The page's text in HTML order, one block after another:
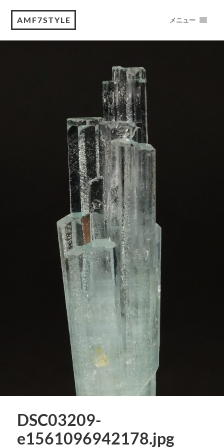
AMF7STYLE メニュー
DSC03209-
e1561096942178.jpg